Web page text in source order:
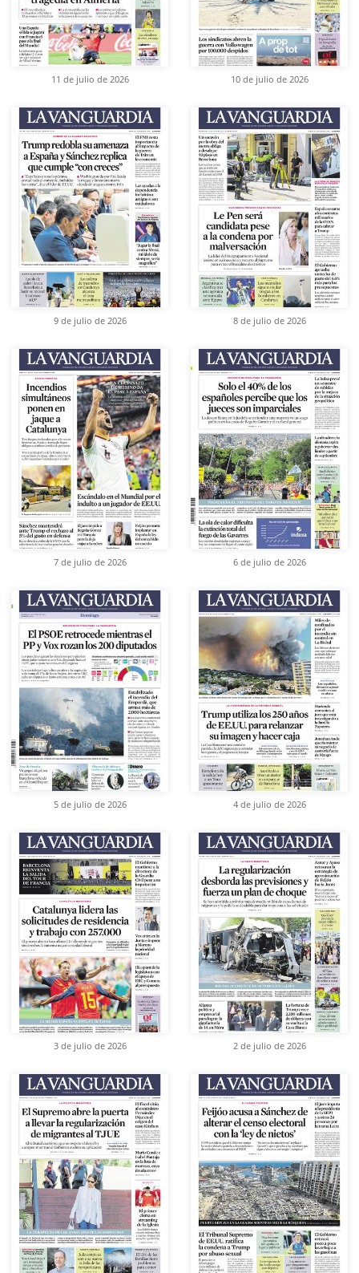
11 de julio de 2026 10 de julio de 2026
9 de julio de 2026 8 de julio de 2026
7 de julio de 2026 6 de julio de 2026
5 de julio de 2026 4 de julio de 2026
3 de julio de 2026 2 de julio de 2026